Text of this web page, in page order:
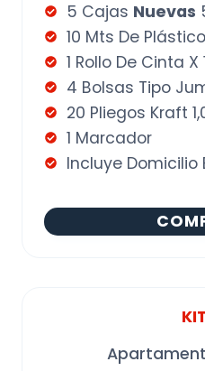
5 Cajas Nuevas
10 Mts De
1 Rollo De Cinta X
4 Bolsas Tipo
20 Pliegos Kraft
1 Marcador
Incluye Domicilio